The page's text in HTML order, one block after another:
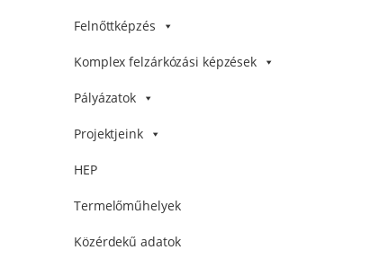
Felnőttképzés
Komplex felzárkózási képzések
Pályázatok
Projektjeink
HEP
Termelőműhelyek
Közérdekű adatok